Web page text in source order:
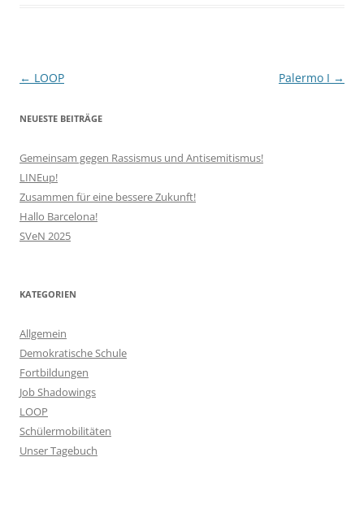
Beitragsnavigation
← LOOP Palermo I →
NEUESTE BEITRÄGE
Gemeinsam gegen Rassismus und Antisemitismus!
LINEup!
Zusammen für eine bessere Zukunft!
Hallo Barcelona!
SVeN 2025
KATEGORIEN
Allgemein
Demokratische Schule
Fortbildungen
Job Shadowings
LOOP
Schülermobilitäten
Unser Tagebuch